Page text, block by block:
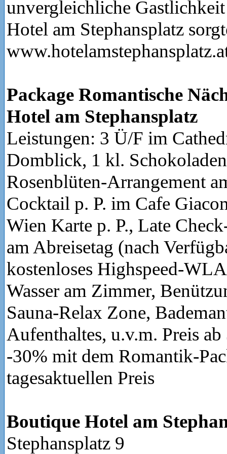
unvergleichliche
Hotel am Stephansplatz
Package Romantische
Hotel am Stephansplatz
Leistungen: 3 Ü/F im
Domblick, 1 kl.
Rosenblüten-Arrangement
Cocktail p. P. im Cafe
Wien Karte p. P., Late
am Abreisetag (nach
kostenloses Highspeed-
Wasser am Zimmer,
Sauna-Relax Zone,
Aufenthaltes, u.v.m. Preis
-30% mit dem Romantik-
tagesaktuellen Preis
Boutique Hotel am
Stephansplatz 9